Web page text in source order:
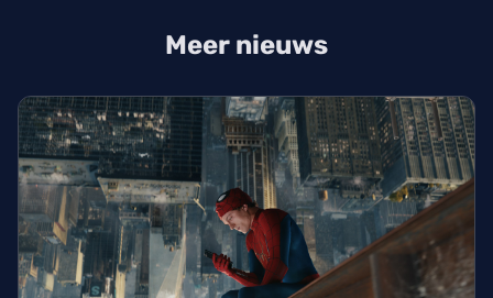
Meer nieuws